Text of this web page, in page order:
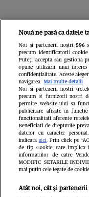
Citește în
Nouă ne pasă ca datele
Noi și partenerii noștri 596
precum identificatorii cookie
Puteți accepta sau gestiona
opune utilizării unui
confidențialitate. Aceste
navigarea. Mai multe detalii
Noi si partenerii nostri
precum si furnizorii nostri
permite website-ului sa
publicitare afisate in
functionalitati aferente
Beneficiati de drepturile
datelor cu caracter
indicataaici. Prin click pe
de tip Cookie, care implica
informatiilor de catre
MODIFIC SETARILE
mai putin cele legate de
Atât noi, cât și